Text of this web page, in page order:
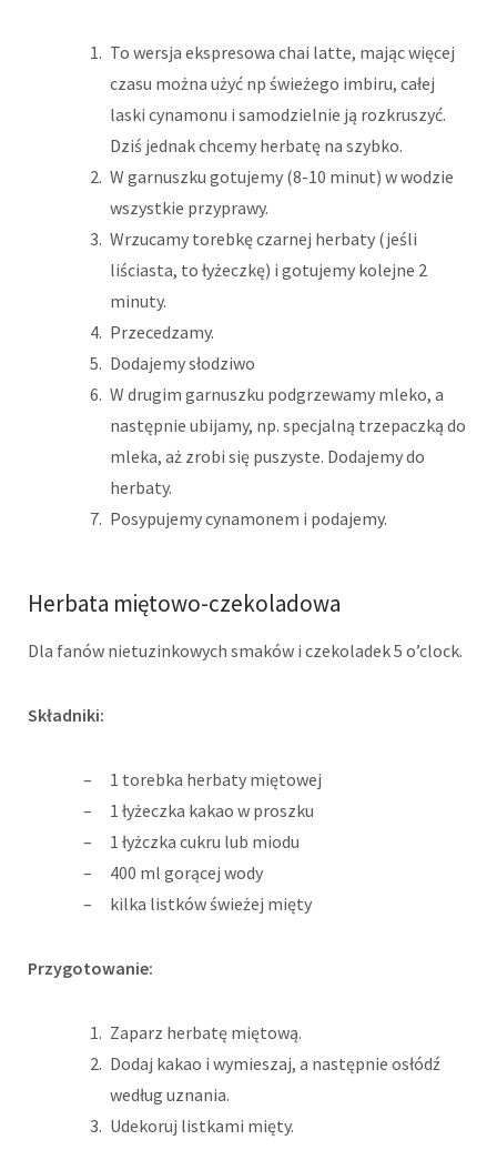
To wersja ekspresowa chai latte, mając więcej
czasu można użyć np świeżego imbiru, całej
laski cynamonu i samodzielnie ją rozkruszyć.
Dziś jednak chcemy herbatę na szybko.
W garnuszku gotujemy (8-10 minut) w wodzie
wszystkie przyprawy.
Wrzucamy torebkę czarnej herbaty (jeśli
liściasta, to łyżeczkę) i gotujemy kolejne 2
minuty.
Przecedzamy.
Dodajemy słodziwo
W drugim garnuszku podgrzewamy mleko, a
następnie ubijamy, np. specjalną trzepaczką do
mleka, aż zrobi się puszyste. Dodajemy do
herbaty.
Posypujemy cynamonem i podajemy.
Herbata miętowo-czekoladowa
Dla fanów nietuzinkowych smaków i czekoladek 5 o’clock.
Składniki:
1 torebka herbaty miętowej
1 łyżeczka kakao w proszku
1 łyżczka cukru lub miodu
400 ml gorącej wody
kilka listków świeżej mięty
Przygotowanie:
Zaparz herbatę miętową.
Dodaj kakao i wymieszaj, a następnie osłódź
według uznania.
Udekoruj listkami mięty.